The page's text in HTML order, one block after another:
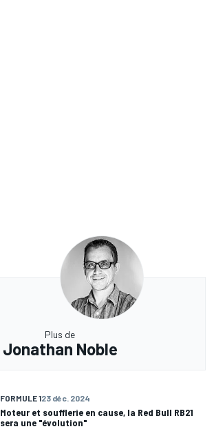
Plus de
Jonathan Noble
FORMULE 123 déc. 2024
Moteur et soufflerie en cause, la Red Bull RB21
sera une "évolution"